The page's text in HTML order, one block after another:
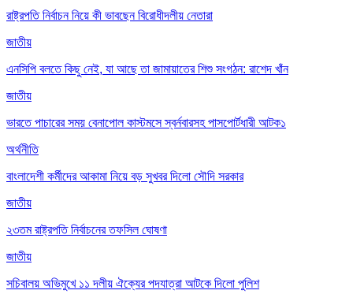
রাষ্ট্রপতি নির্বাচন নিয়ে কী ভাবছেন বিরোধীদলীয় নেতারা
জাতীয়
এনসিপি বলতে কিছু নেই, যা আছে তা জামায়াতের শিশু সংগঠন: রাশেদ খাঁন
জাতীয়
ভারতে পাচারের সময় বেনাপোল কাস্টমসে স্বর্নবারসহ পাসপোর্টধারী আটক১
অর্থনীতি
বাংলাদেশী কর্মীদের আকামা নিয়ে বড় সুখবর দিলো সৌদি সরকার
জাতীয়
২৩তম রাষ্ট্রপতি নির্বাচনের তফসিল ঘোষণা
জাতীয়
সচিবালয় অভিমুখে ১১ দলীয় ঐক্যের পদযাত্রা আটকে দিলো পুলিশ